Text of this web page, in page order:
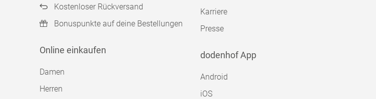
Kostenloser Rückversand
Bonuspunkte auf deine Bestellungen
Online einkaufen
Damen
Herren
Karriere
Presse
dodenhof App
Android
iOS